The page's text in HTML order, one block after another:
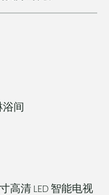
间
高清 LED 智能电视